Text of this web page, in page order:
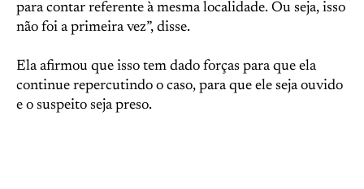
para contar referente à mesma localidade. Ou seja, isso
não foi a primeira vez”, disse.
Ela afirmou que isso tem dado forças para que ela
continue repercutindo o caso, para que ele seja ouvido
e o suspeito seja preso.